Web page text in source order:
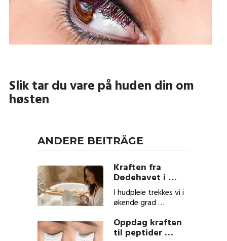
Slik tar du vare på huden din om
høsten
ANDERE BEITRÄGE
Kraften fra
Dødehavet i …
I hudpleie trekkes vi i
økende grad …
Oppdag kraften
til peptider …